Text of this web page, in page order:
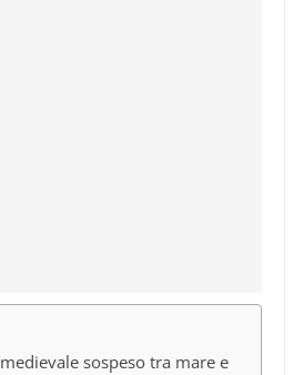
sospeso tra mare e